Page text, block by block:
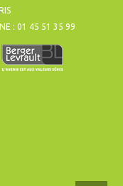
: 01 45 51 35 99